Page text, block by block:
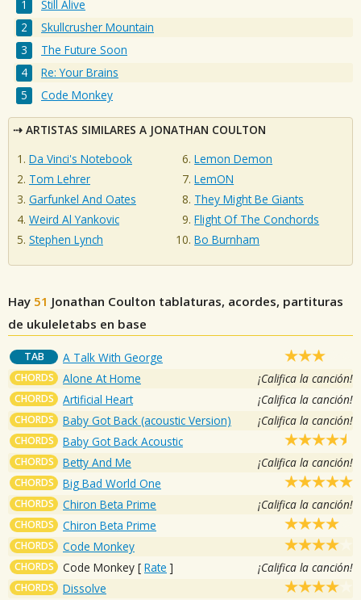
Still Alive
Skullcrusher Mountain
The Future Soon
Re: Your Brains
Code Monkey
ARTISTAS SIMILARES A JONATHAN COULTON
Da Vinci's Notebook
Tom Lehrer
Garfunkel And Oates
Weird Al Yankovic
Stephen Lynch
Lemon Demon
LemON
They Might Be Giants
Flight Of The Conchords
Bo Burnham
Hay 51 Jonathan Coulton tablaturas, acordes, partituras
de ukuleletabs en base
TAB A Talk With George
CHORDS Alone At Home ¡Califica la canción!
CHORDS Artificial Heart ¡Califica la canción!
CHORDS Baby Got Back (acoustic Version) ¡Califica la canción!
CHORDS Baby Got Back Acoustic
CHORDS Betty And Me ¡Califica la canción!
CHORDS Big Bad World One
CHORDS Chiron Beta Prime ¡Califica la canción!
CHORDS Chiron Beta Prime
CHORDS Code Monkey
CHORDS Code Monkey [ Rate ] ¡Califica la canción!
CHORDS Dissolve